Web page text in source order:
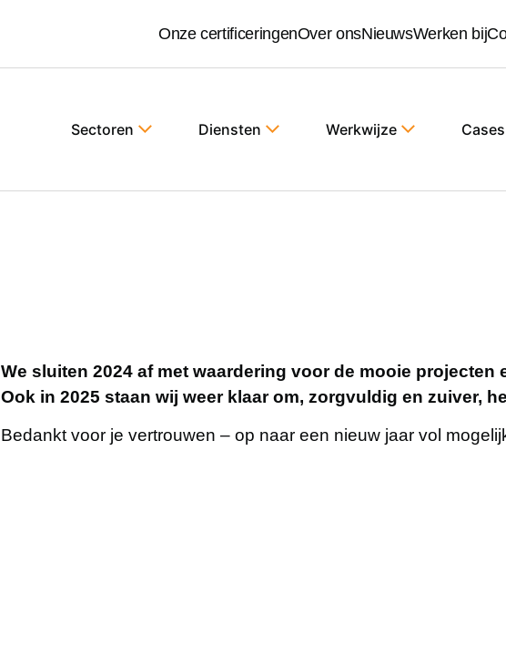
Onze certificeringenOver onsNieuwsWerken bij
Sectoren Diensten Werkwijze Cases
We sluiten 2024 af met waardering voor de mooie projecten
Ook in 2025 staan wij weer klaar om, zorgvuldig en zuiver,
Bedankt voor je vertrouwen – op naar een nieuw jaar vol